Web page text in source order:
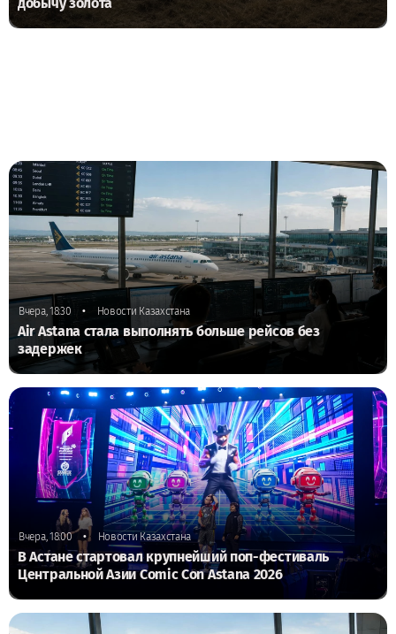
Вчера, 18:30 • Новости Казахстана
Air Astana стала выполнять больше рейсов без
задержек
Вчера, 18:00 • Новости Казахстана
В Астане стартовал крупнейший поп-фестиваль
Центральной Азии Comic Con Astana 2026